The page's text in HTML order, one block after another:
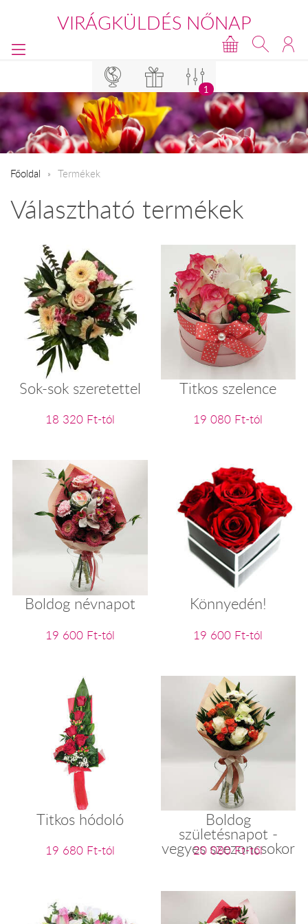
VIRÁGKÜLDÉS NŐNAP
1
Főoldal Termékek
Választható termékek
Sok-sok szeretettel
18 320 Ft-tól
Titkos szelence
19 080 Ft-tól
Boldog névnapot
19 600 Ft-tól
Könnyedén!
19 600 Ft-tól
Titkos hódoló
19 680 Ft-tól
Boldog
születésnapot -
vegyes szezoncsokor
20 080 Ft-tól